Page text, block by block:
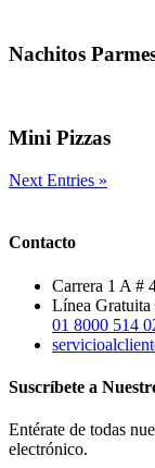
Nachitos
Mini Pizzas
Next Entries »
Contacto
Carrera 1 A #
Línea Gratuita
01 8000 514
Suscríbete a
Entérate de todas
electrónico.